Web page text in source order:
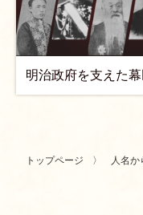
明治政府を支えた
トップページ 人名か